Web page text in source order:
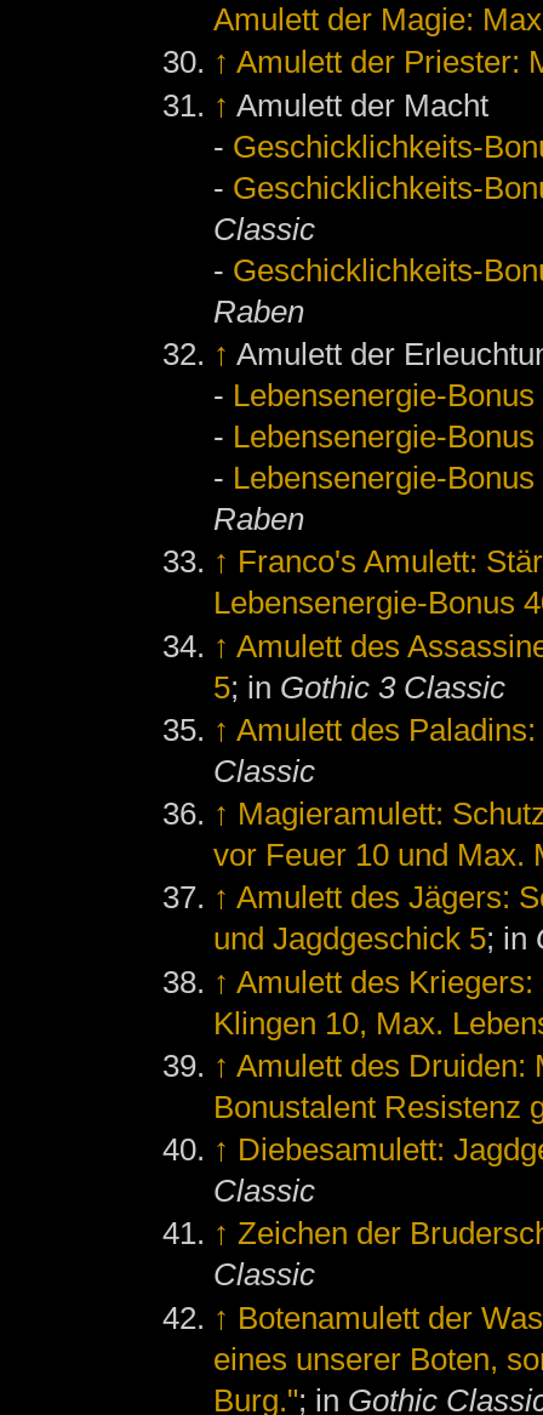
Amulett der Magie:
↑ Amulett der Priester:
↑ Amulett der Macht
- Geschicklichkeits-
- Geschicklichkeits-
Classic
- Geschicklichkeits-
Raben
↑ Amulett der
- Lebensenergie-
- Lebensenergie-
- Lebensenergie-
Raben
↑ Franco's Amulett:
Lebensenergie-Bonus
↑ Amulett des
5; in Gothic 3 Classic
↑ Amulett des
Classic
↑ Magieramulett:
vor Feuer 10 und Max.
↑ Amulett des Jägers:
und Jagdgeschick 5; in
↑ Amulett des
Klingen 10, Max.
↑ Amulett des Druiden:
Bonustalent Resistenz
↑ Diebesamulett:
Classic
↑ Zeichen der
Classic
↑ Botenamulett der
eines unserer Boten,
Burg."; in Gothic